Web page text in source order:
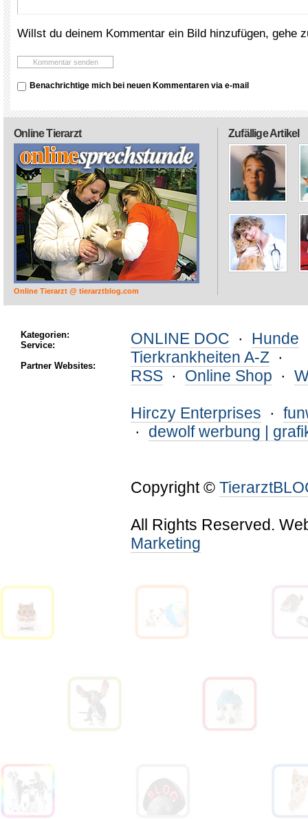
Willst du deinem Kommentar ein Bild hinzufügen, gehe
Benachrichtige mich bei neuen Kommentaren via e-mail
Zufällige Artikel
Online Tierarzt
Online Tierarzt @ tierarztblog.com
Kategorien:
Service:
Partner Websites:
ONLINE DOC · Hunde
Tierkrankheiten A-Z ·
RSS · Online Shop ·
Hirczy Enterprises ·
· dewolf werbung |
Copyright ©
All Rights Reserved.
Marketing